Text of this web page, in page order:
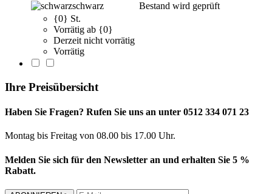
schwarz
Bestand wird geprüft
{0} St.
Vorrätig ab {0}
Derzeit nicht vorrätig
Vorrätig
Ihre Preisübersicht
Haben Sie Fragen? Rufen Sie uns an unter 0512 334 071 23
Montag bis Freitag von 08.00 bis 17.00 Uhr.
Melden Sie sich für den Newsletter an und erhalten Sie 5 %
Rabatt.